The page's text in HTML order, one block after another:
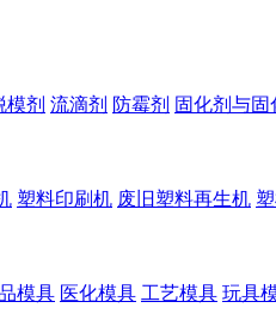
模剂 流滴剂 防霉剂 固化剂与固
塑料印刷机 废旧塑料再生机
模具 医化模具 工艺模具 玩具